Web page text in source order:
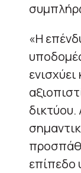
«Η
δικτύου.
επίπεδο